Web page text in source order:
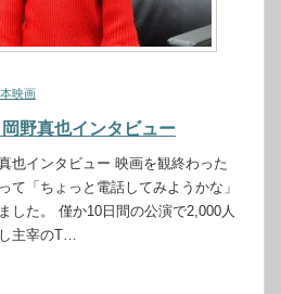
映画
野真也インタビュー
也インタビュー 映画を観終わった
て「ちょっと電話してみようかな」
した。 僅か10日間の公演で2,000人
主宰のT…